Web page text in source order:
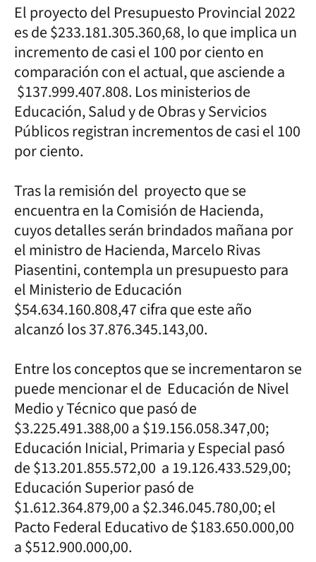
El proyecto del Presupuesto Provincial 2022
es de $233.181.305.360,68, lo que implica un
incremento de casi el 100 por ciento en
comparación con el actual, que asciende a
$137.999.407.808. Los ministerios de
Educación, Salud y de Obras y Servicios
Públicos registran incrementos de casi el 100
por ciento.
Tras la remisión del proyecto que se
encuentra en la Comisión de Hacienda,
cuyos detalles serán brindados mañana por
el ministro de Hacienda, Marcelo Rivas
Piasentini, contempla un presupuesto para
el Ministerio de Educación
$54.634.160.808,47 cifra que este año
alcanzó los 37.876.345.143,00.
Entre los conceptos que se incrementaron se
puede mencionar el de Educación de Nivel
Medio y Técnico que pasó de
$3.225.491.388,00 a $19.156.058.347,00;
Educación Inicial, Primaria y Especial pasó
de $13.201.855.572,00 a 19.126.433.529,00;
Educación Superior pasó de
$1.612.364.879,00 a $2.346.045.780,00; el
Pacto Federal Educativo de $183.650.000,00
a $512.900.000,00.